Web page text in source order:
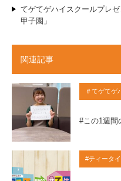
てゲてゲハイスクールプレ
甲子園」
関連記事
＃てゲてゲ
#この1週間
#ティータ